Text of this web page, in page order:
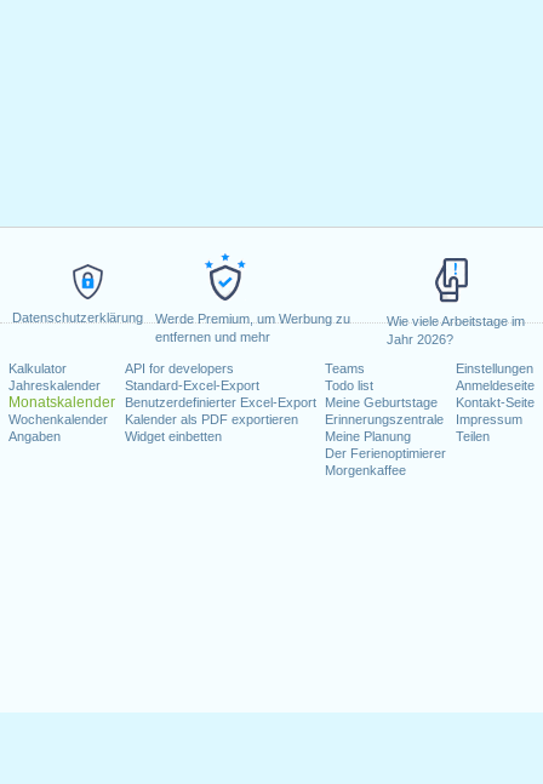
Datenschutzerklärung
Werde Premium, um Werbung zu
entfernen und mehr
Wie viele Arbeitstage im
Jahr 2026?
Kalkulator
Jahreskalender
Monatskalender
Wochenkalender
Angaben
API for developers
Standard-Excel-Export
Benutzerdefinierter Excel-Export
Kalender als PDF exportieren
Widget einbetten
Teams
Todo list
Meine Geburtstage
Erinnerungszentrale
Meine Planung
Der Ferienoptimierer
Morgenkaffee
Einstellungen
Anmeldeseite
Kontakt-Seite
Impressum
Teilen